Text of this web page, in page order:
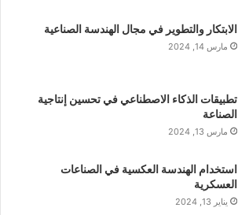
الابتكار والتطوير في مجال الهندسة الصناعية
مارس 14, 2024
تطبيقات الذكاء الاصطناعي في تحسين إنتاجية
الصناعة
مارس 13, 2024
استخدام الهندسة العكسية في الصناعات
العسكرية
يناير 13, 2024